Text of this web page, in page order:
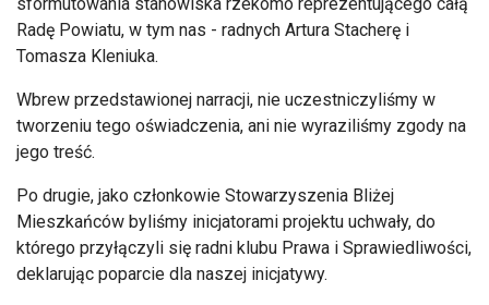
Radę Powiatu, w tym nas - radnych Artura Stacherę i
Tomasza Kleniuka.
Wbrew przedstawionej narracji, nie uczestniczyliśmy w
tworzeniu tego oświadczenia, ani nie wyraziliśmy zgody na
jego treść.
Po drugie, jako członkowie Stowarzyszenia Bliżej
Mieszkańców byliśmy inicjatorami projektu uchwały, do
którego przyłączyli się radni klubu Prawa i Sprawiedliwości,
deklarując poparcie dla naszej inicjatywy.